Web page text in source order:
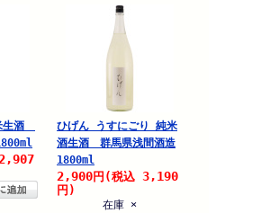
生酒
ひげん うすにごり 純米
酒生酒 群馬県浅間酒造
1800ml
2,900円 (税込 3,190
円)
在庫 ×